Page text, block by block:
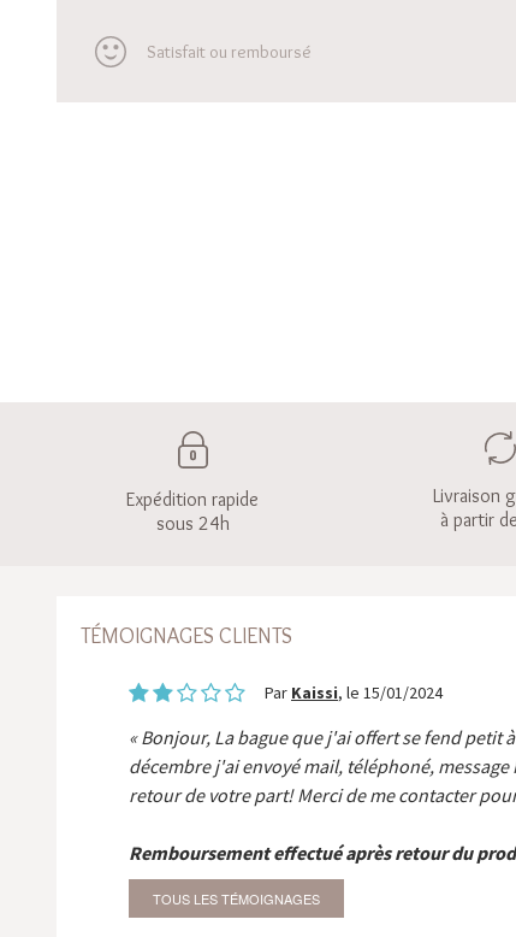
Satisfait ou remboursé
Expédition rapide
sous 24h
Livraison
à partir
TÉMOIGNAGES CLIENTS
Par Kaissi, le 15/01/2024
Bonjour, La bague que j'ai offert se fend petit
décembre j'ai envoyé mail, téléphoné, message
retour de votre part! Merci de me contacter
Remboursement effectué après retour du
TOUS LES TÉMOIGNAGES